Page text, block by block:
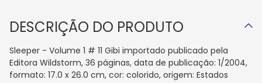
DESCRIÇÃO DO PRODUTO
Sleeper - Volume 1 # 11 Gibi importado publicado pela
Editora Wildstorm, 36 páginas, data de publicação: 1/2004,
formato: 17.0 x 26.0 cm, cor: colorido, origem: Estados